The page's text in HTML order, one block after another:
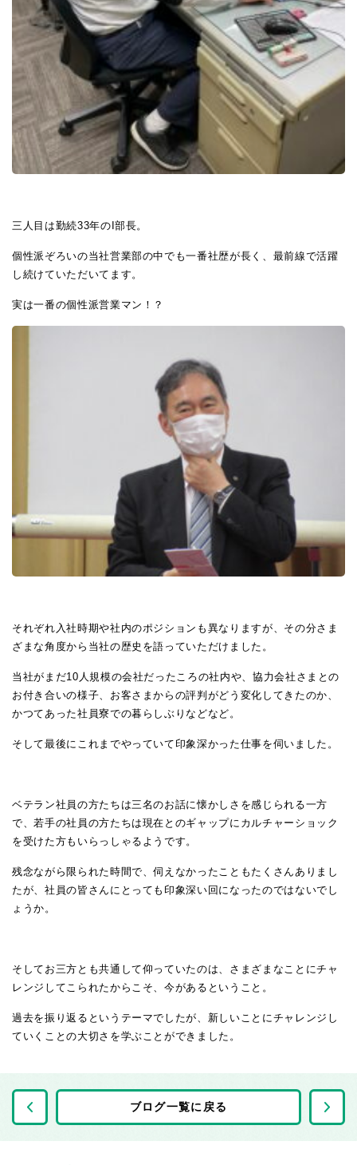
三人目は勤続33年のI部長。
個性派ぞろいの当社営業部の中でも一番社歴が長く、最前線で活躍
し続けていただいてます。
実は一番の個性派営業マン！？
それぞれ入社時期や社内のポジションも異なりますが、その分さま
ざまな角度から当社の歴史を語っていただけました。
当社がまだ10人規模の会社だったころの社内や、協力会社さまとの
お付き合いの様子、お客さまからの評判がどう変化してきたのか、
かつてあった社員寮での暮らしぶりなどなど。
そして最後にこれまでやっていて印象深かった仕事を伺いました。
ベテラン社員の方たちは三名のお話に懐かしさを感じられる一方
で、若手の社員の方たちは現在とのギャップにカルチャーショック
を受けた方もいらっしゃるようです。
残念ながら限られた時間で、伺えなかったこともたくさんありまし
たが、社員の皆さんにとっても印象深い回になったのではないでし
ょうか。
そしてお三方とも共通して仰っていたのは、さまざまなことにチャ
レンジしてこられたからこそ、今があるということ。
過去を振り返るというテーマでしたが、新しいことにチャレンジし
ていくことの大切さを学ぶことができました。
ブログ一覧に戻る